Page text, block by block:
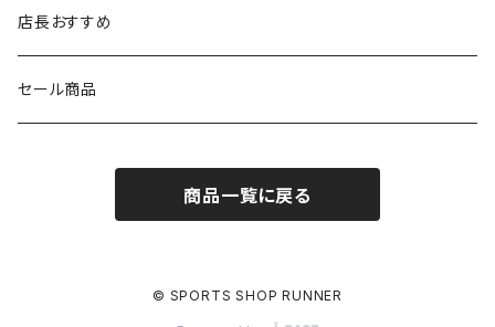
SPRINTS
VIKING（ヴィーキング）
HYBEX（ハイベックス）
PUMA
HYBEX
FOOTMAX
NISHI
ポーチ
SAYSKY
キャップ
THE NORTH FACE
THE NORTH FACE
店長おすすめ
セール商品
商品一覧に戻る
© SPORTS SHOP RUNNER